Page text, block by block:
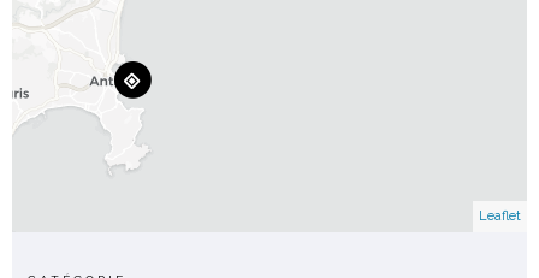
Leaflet